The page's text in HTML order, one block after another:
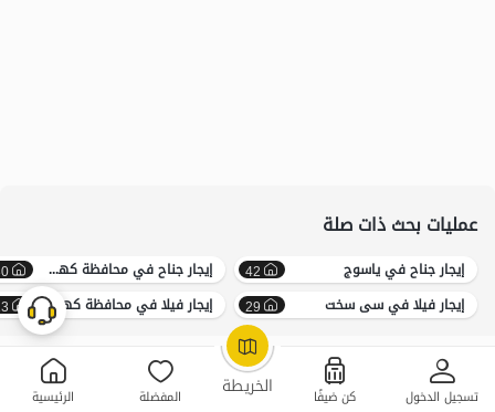
الخريطة تسجيل الدخول كن ضيفًا المفضلة الرئيسية
OpenStreetMap
عمليات بحث ذات صلة
إيجار جناح في یاسوج 42 إيجار جناح في محافظة کهکیلویه و بویراحمد
إيجار فيلا في سی سخت
29 إيجار فيلا في محافظة کهکیلویه و بویراحمد سعر معقول